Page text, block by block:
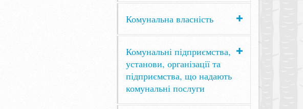
Комунальна власність
Комунальні підприємства,
установи, організації та
підприємства, що надають
комунальні послуги